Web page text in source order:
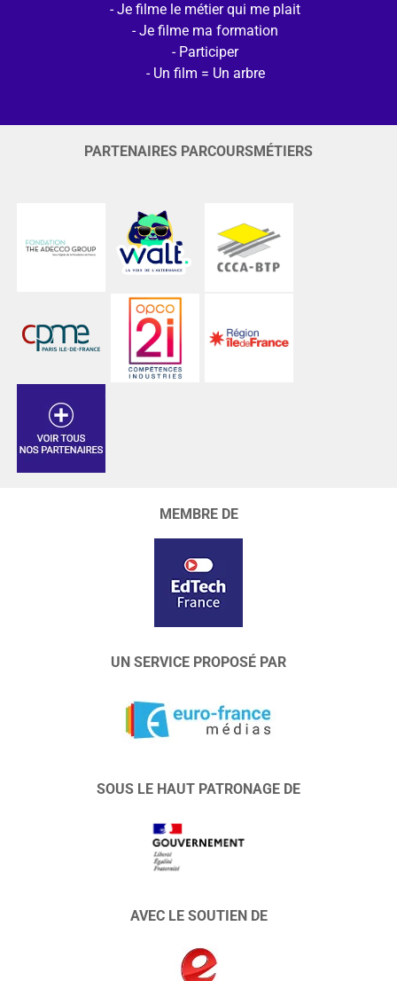
Je filme le métier qui me plait
Je filme ma formation
Participer
Un film = Un arbre
PARTENAIRES PARCOURSMÉTIERS
MEMBRE DE
UN SERVICE PROPOSÉ PAR
SOUS LE HAUT PATRONAGE DE
AVEC LE SOUTIEN DE